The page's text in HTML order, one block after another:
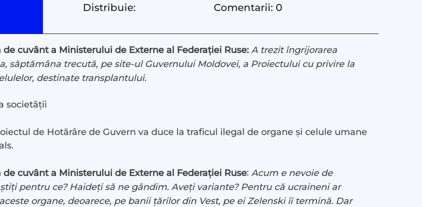
Distribuie: Comentarii: 0
de cuvânt a Ministerului de Externe al Federației Ruse: A trezit îngrijorarea
săptămâna trecută, pe site-ul Guvernului Moldovei, a Proiectului cu privire la
destinate transplantului.
societății
de Hotărâre de Guvern va duce la traficul ilegal de organe și celule umane
de cuvânt a Ministerului de Externe al Federației Ruse: Acum e nevoie de
pentru ce? Haideți să ne gândim. Aveți variante? Pentru că ucraineni ar
organe, deoarece, pe banii țărilor din Vest, pe ei Zelenski îi termină. Dar